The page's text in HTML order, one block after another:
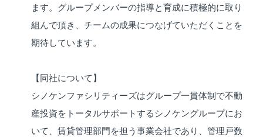
ます。グループメンバーの指導と育成に積極的に取り
組んで頂き、チームの成果につなげていただくことを
期待しています。
【同社について】
シノケンファシリティーズはグループ一貫体制で不動
産投資をトータルサポートするシノケングループにお
いて、賃貸管理部門を担う事業会社であり、管理戸数